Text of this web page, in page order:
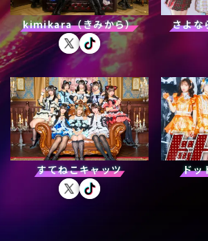
kimikara（きみから） さよな
すてねこキャッツ ドッ